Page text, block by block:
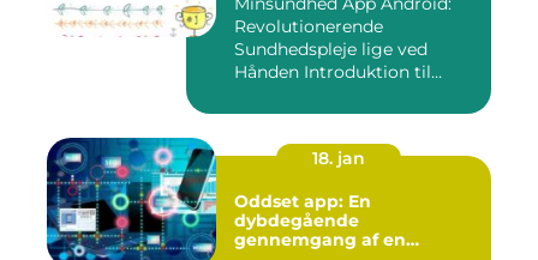
Revolutionerende
Sundhedspleje lige ved
Hånden Introduktion til
18. jan
Oddset app: En
dybdegående
gennemgang af en